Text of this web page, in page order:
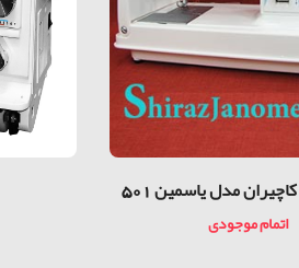
مدل یاسمین 501
اتمام موجودی